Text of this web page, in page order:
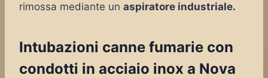
rimossa mediante un aspiratore industriale.
Intubazioni canne fumarie con
condotti in acciaio inox a Nova